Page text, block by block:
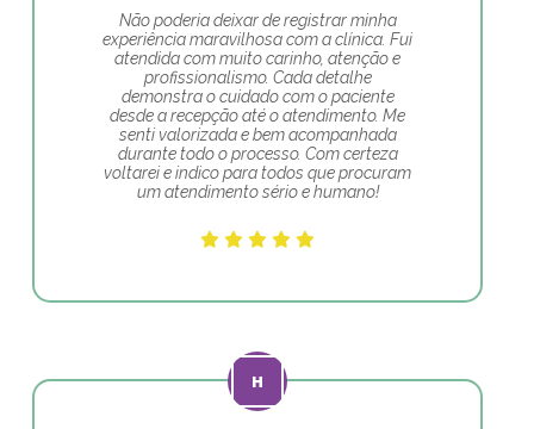
Não poderia deixar de registrar minha
experiência maravilhosa com a clínica. Fui
atendida com muito carinho, atenção e
profissionalismo. Cada detalhe
demonstra o cuidado com o paciente
desde a recepção até o atendimento. Me
senti valorizada e bem acompanhada
durante todo o processo. Com certeza
voltarei e indico para todos que procuram
um atendimento sério e humano!